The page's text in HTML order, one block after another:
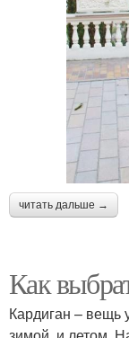
читать дальше →
Как
Кардиган – вещь